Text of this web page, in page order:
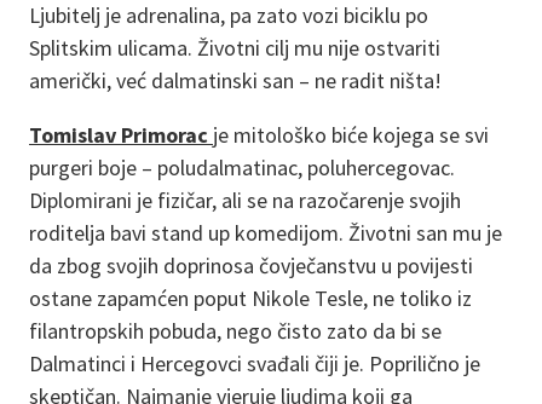
Ljubitelj je adrenalina, pa zato vozi biciklu po
Splitskim ulicama. Životni cilj mu nije ostvariti
američki, već dalmatinski san – ne radit ništa!
Tomislav Primorac je mitološko biće kojega se svi
purgeri boje – poludalmatinac, poluhercegovac.
Diplomirani je fizičar, ali se na razočarenje svojih
roditelja bavi stand up komedijom. Životni san mu je
da zbog svojih doprinosa čovječanstvu u povijesti
ostane zapamćen poput Nikole Tesle, ne toliko iz
filantropskih pobuda, nego čisto zato da bi se
Dalmatinci i Hercegovci svađali čiji je. Poprilično je
skeptičan. Najmanje vjeruje ljudima koji ga